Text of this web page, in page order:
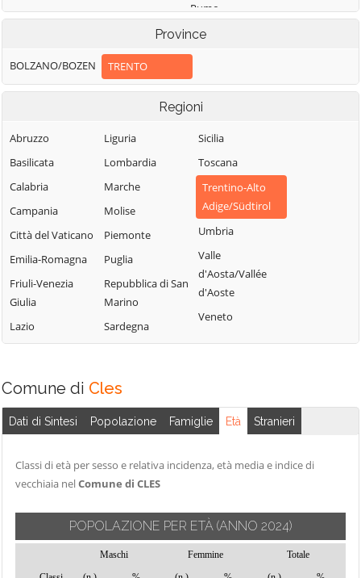
Baselga di Pinè
Besenello
Bieno
Bocenago
Bondone
Borgo Chiese
Borgo d'Anaunia
Borgo Lares
Borgo Valsugana
Brentonico
Bresimo
Caderzone
Terme
Lago
Caldes
Caldonazzo
Calliano
Campitello di
Campodenno
Garniga Terme
Giustino
Grigno
Isera
Lavarone
Lavis
Ledro
Levico Terme
Livo
Lona-Lases
Luserna
Madruzzo
Mezzana
Mezzocorona
Moena
Molveno
Rumo
Sagron Mis
Samone
San Giovanni di
Fassa-Sèn Jan
Dorsino
San Michele
all'Adige
Sant'Orsola
Terme
Sanzeno
Sarnonico
Scurelle
Segonzano
Sella Giudicarie
Sover
Spormaggiore
Stenico
Storo
Province
BOLZANO/BOZEN TRENTO
Regioni
Abruzzo
Basilicata
Calabria
Campania
Città del Vaticano
Emilia-Romagna
Friuli-Venezia
Giulia
Lazio
Liguria
Lombardia
Marche
Molise
Piemonte
Puglia
Repubblica di San
Marino
Sardegna
Sicilia
Toscana
Trentino-Alto
Adige/Südtirol
Umbria
Valle
d'Aosta/Vallée
d'Aoste
Veneto
Comune di Cles
Dati di Sintesi Popolazione Famiglie Età Stranieri
Classi di età per sesso e relativa incidenza, età media e indice di
vecchiaia nelComune di CLES
POPOLAZIONE PER ETÀ (ANNO 2024)
Maschi Femmine
Totale